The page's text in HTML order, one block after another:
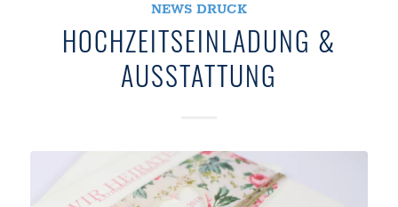
NEWS DRUCK
HOCHZEITSEINLADUNG &
AUSSTATTUNG